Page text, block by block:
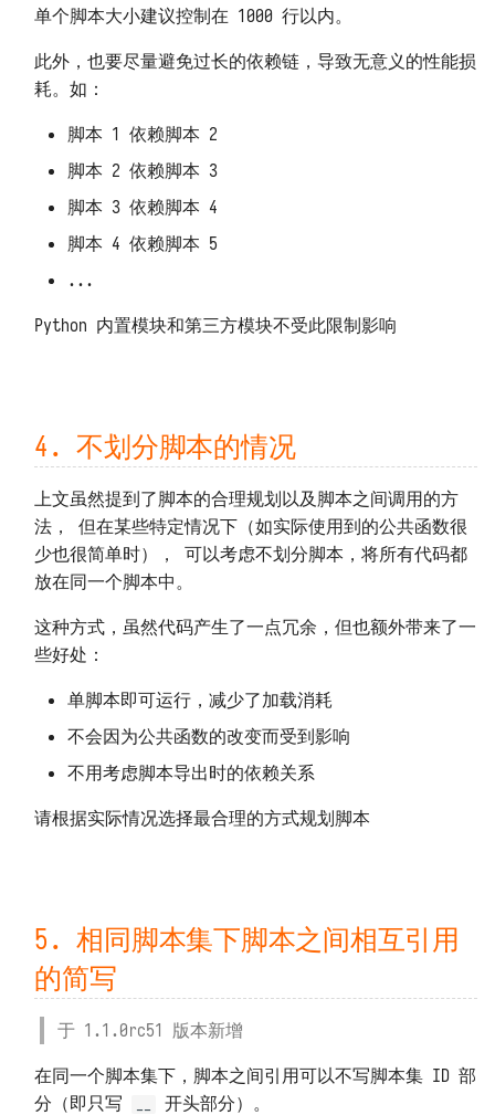
单个脚本大小建议控制在 1000 行以内。
此外，也要尽量避免过长的依赖链，导致无意义的性能损
耗。如：
脚本 1 依赖脚本 2
脚本 2 依赖脚本 3
脚本 3 依赖脚本 4
脚本 4 依赖脚本 5
...
Python 内置模块和第三方模块不受此限制影响
4. 不划分脚本的情况
上文虽然提到了脚本的合理规划以及脚本之间调用的方
法， 但在某些特定情况下（如实际使用到的公共函数很
少也很简单时）， 可以考虑不划分脚本，将所有代码都
放在同一个脚本中。
这种方式，虽然代码产生了一点冗余，但也额外带来了一
些好处：
单脚本即可运行，减少了加载消耗
不会因为公共函数的改变而受到影响
不用考虑脚本导出时的依赖关系
请根据实际情况选择最合理的方式规划脚本
5. 相同脚本集下脚本之间相互引用
的简写
于 1.1.0rc51 版本新增
在同一个脚本集下，脚本之间引用可以不写脚本集 ID 部
分（即只写
开头部分）。